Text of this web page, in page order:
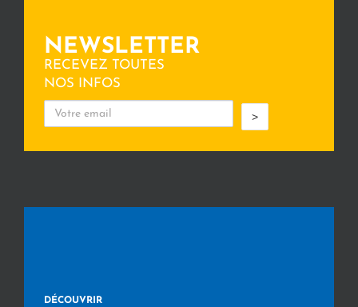
NEWSLETTER
RECEVEZ TOUTES
NOS INFOS
>
DÉCOUVRIR